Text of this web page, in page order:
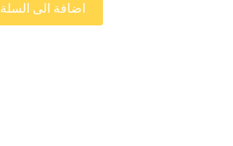
اضافة الى السلة